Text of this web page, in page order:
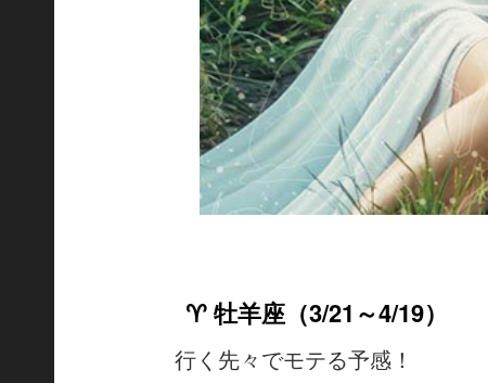
♈ 牡羊座（3/21～4/19）
行く先々でモテる予感！